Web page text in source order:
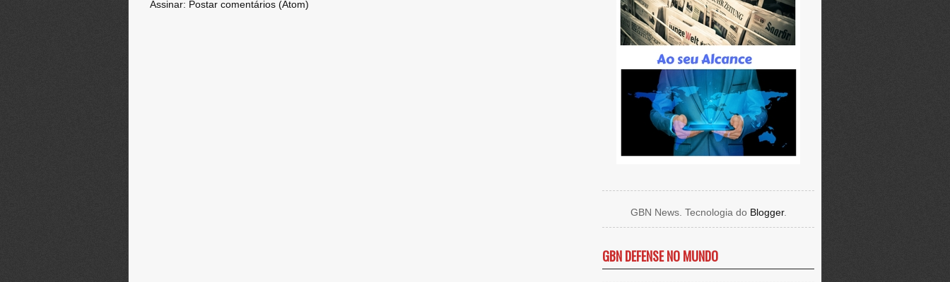
Assinar: Postar comentários (Atom)
GBN News. Tecnologia do Blogger.
GBN DEFENSE NO MUNDO